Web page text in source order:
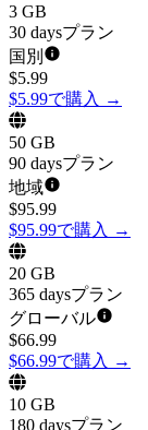
3 GB
30 daysプラン
国別
$5.99
$5.99で購入 →
50 GB
90 daysプラン
地域
$95.99
$95.99で購入 →
20 GB
365 daysプラン
グローバル
$66.99
$66.99で購入 →
10 GB
180 daysプラン